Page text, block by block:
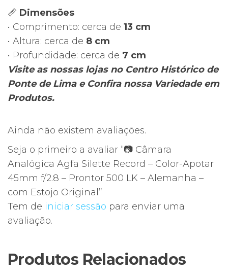
–
Alemanha
com
Estojo
Original
📏 Dimensões
• Comprimento: cerca de 13 cm
• Altura: cerca de 8 cm
• Profundidade: cerca de 7 cm
Visite as nossas lojas no Centro Histórico de
Ponte de Lima e Confira nossa Variedade em
Produtos.
Ainda não existem avaliações.
Seja o primeiro a avaliar “📷 Câmara
Analógica Agfa Silette Record – Color-Apotar
45mm f/2.8 – Prontor 500 LK – Alemanha –
com Estojo Original”
Tem de iniciar sessão para enviar uma
avaliação.
Produtos Relacionados